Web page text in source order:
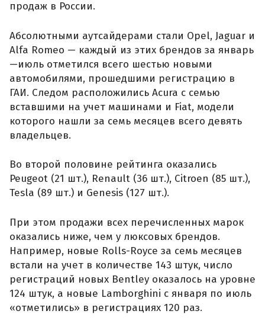
продаж в России.
Абсолютными аутсайдерами стали Opel, Jaguar и
Alfa Romeo — каждый из этих брендов за январь
—июль отметился всего шестью новыми
автомобилями, прошедшими регистрацию в
ГАИ. Следом расположились Acura с семью
вставшими на учет машинами и Fiat, модели
которого нашли за семь месяцев всего девять
владельцев.
Во второй половине рейтинга оказались
Peugeot (21 шт.), Renault (36 шт.), Citroen (85 шт.),
Tesla (89 шт.) и Genesis (127 шт.).
При этом продажи всех перечисленных марок
оказались ниже, чем у люксовых брендов.
Например, новые Rolls-Royce за семь месяцев
встали на учет в количестве 143 штук, число
регистраций новых Bentley оказалось на уровне
124 штук, а новые Lamborghini с января по июль
«отметились» в регистрациях 120 раз.